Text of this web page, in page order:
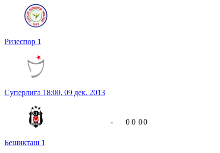
Ризеспор 1
Суперлига 18:00, 09 дек. 2013
Бешикташ 1
- 0 0 00